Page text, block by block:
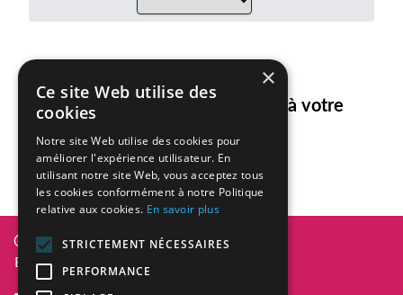
Aucun article ne correspond à votre
Diversity In Design 2026
BE0836.101.101
×
Ce site Web utilise des
cookies
Notre site Web utilise des cookies pour
améliorer l'expérience utilisateur. En
utilisant notre site Web, vous acceptez tous
les cookies conformément à notre Politique
relative aux cookies. En savoir plus
STRICTEMENT NÉCESSAIRES
PERFORMANCE